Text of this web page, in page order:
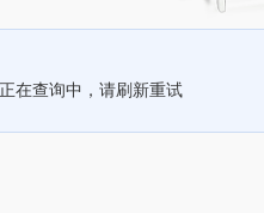
正在查询中，请刷新重试